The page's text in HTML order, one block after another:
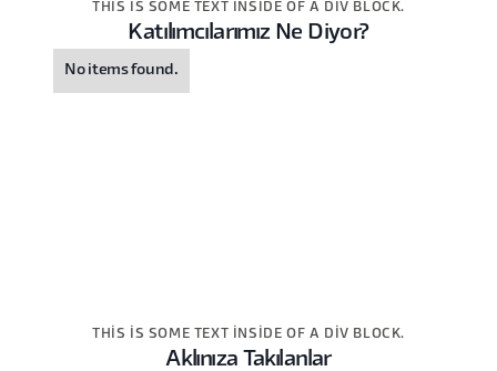
THIS IS SOME TEXT INSIDE OF A DIV BLOCK.
Katılımcılarımız Ne Diyor?
No items found.
THIS IS SOME TEXT INSIDE OF A DIV BLOCK.
Aklınıza Takılanlar